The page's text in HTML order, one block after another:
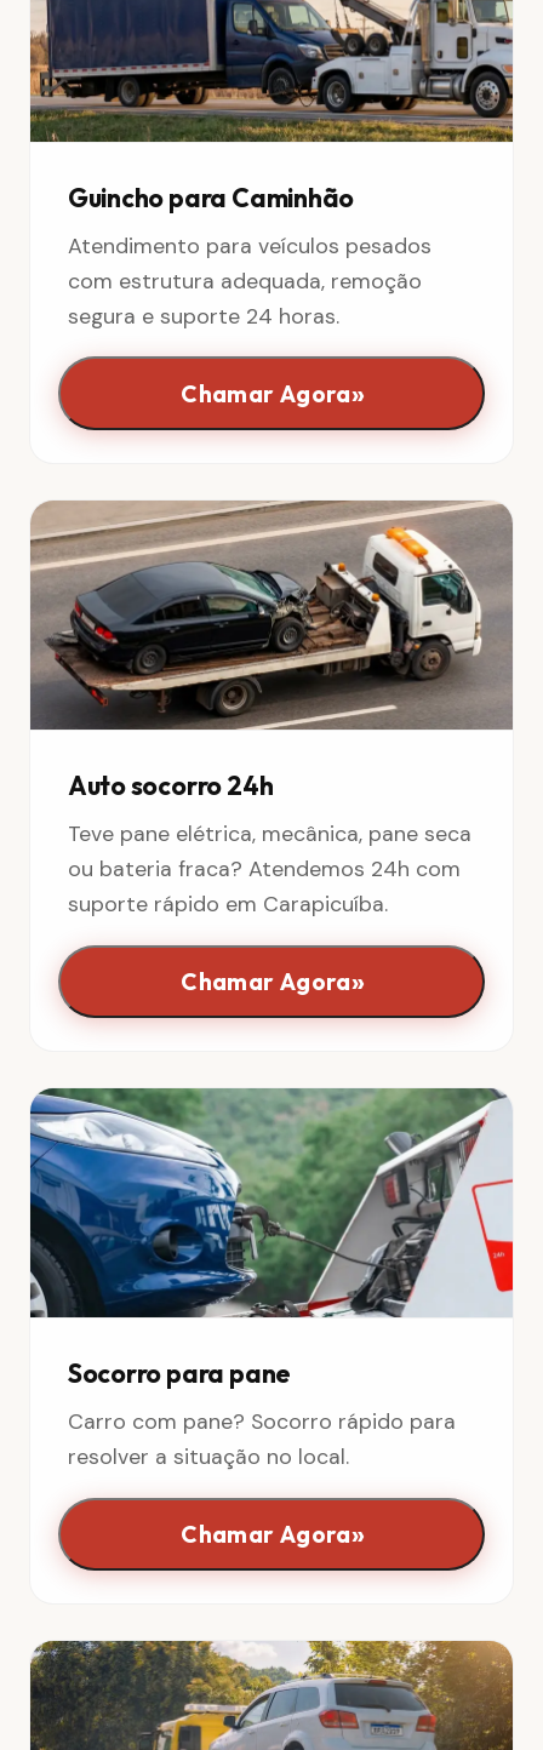
Guincho para Caminhão
Atendimento para veículos pesados
com estrutura adequada, remoção
segura e suporte 24 horas.
Chamar Agora»
Auto socorro 24h
Teve pane elétrica, mecânica, pane seca
ou bateria fraca? Atendemos 24h com
suporte rápido em Carapicuíba.
Chamar Agora»
Socorro para pane
Carro com pane? Socorro rápido para
resolver a situação no local.
Chamar Agora»